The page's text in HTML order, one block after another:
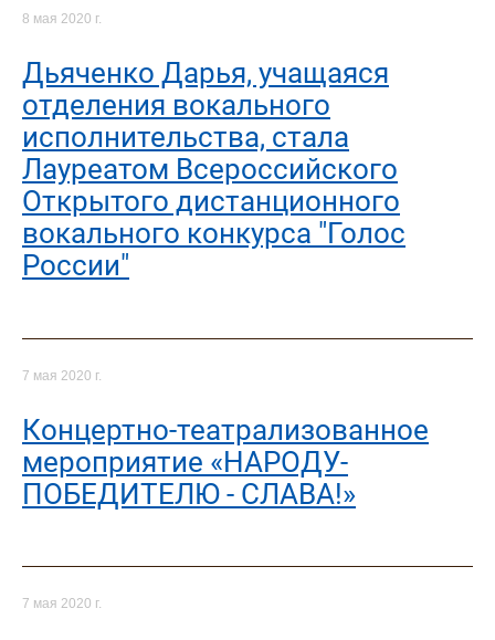
8 мая 2020 г.
Дьяченко Дарья, учащаяся
отделения вокального
исполнительства, стала
Лауреатом Всероссийского
Открытого дистанционного
вокального конкурса "Голос
России"
7 мая 2020 г.
Концертно-театрализованное
мероприятие «НАРОДУ-
ПОБЕДИТЕЛЮ - СЛАВА!»
7 мая 2020 г.